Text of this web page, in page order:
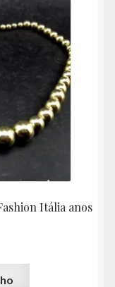
Itália anos
original
era:
R$200,00.